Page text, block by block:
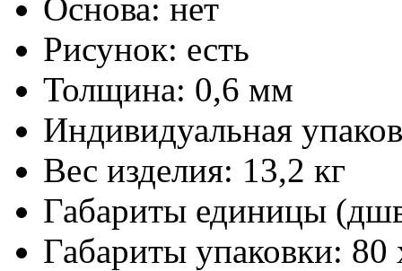
Основа: нет
Рисунок: есть
Толщина: 0,6 мм
Индивидуальная
Вес изделия: 13,2 кг
Габариты единицы
Габариты упаковки: 80